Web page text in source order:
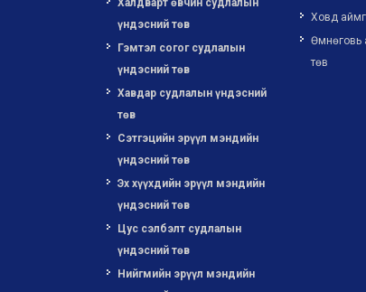
Халдварт өвчин судлалын
үндэсний төв
Гэмтэл согог судлалын
үндэсний төв
Хавдар судлалын үндэсний
төв
Сэтгэцийн эрүүл мэндийн
үндэсний төв
Эх хүүхдийн эрүүл мэндийн
үндэсний төв
Цус сэлбэлт судлалын
үндэсний төв
Нийгмийн эрүүл мэндийн
Ховд
Өмнөговь
төв